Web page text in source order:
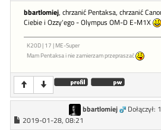
bbartlomiej, chrzanić Pentaksa, chrzanić
Ciebie i Ozzy'ego - Olympus OM-D E-M1X
K20D | 17 | ME-Super
Mam Pentaksa i nie zamierzam przepraszać
bbartlomiej
2019-01-28, 08:21